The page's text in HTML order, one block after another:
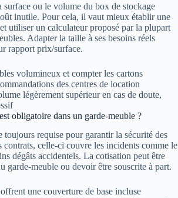
surface ou le volume du box de stockage
inutile. Pour cela, il vaut mieux établir une
utiliser un calculateur proposé par la plupart
Adapter la taille à ses besoins réels
rapport prix/surface.
volumineux et compter les cartons
des centres de location
légèrement supérieur en cas de doute,
obligatoire dans un garde-meuble ?
toujours requise pour garantir la sécurité des
contrats, celle-ci couvre les incidents comme le
dégâts accidentels. La cotisation peut être
garde-meuble ou devoir être souscrite à part.
une couverture de base incluse